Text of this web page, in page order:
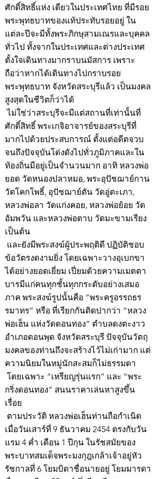
ศักดิ์สิทธิ์แห่ง เดียวในประเทศไทย ที่มีรอย
พระพุทธบาทของแท้ประทับรอยอยู่ ใน
แต่ละปีจะมีทั้งพระภิกษุสามเณรและบุคคล
ทั่วไป ทั้งจากในประเทศและต่างประเทศ
ตั้งใจเดินทางมากราบนมัสการ เพราะ
ถือว่าหากได้เดินทางไปกราบรอย
พระพุทธบาท จังหวัดสระบุรีแล้ว เป็นมงคล
สูงสุดในชีวิตก็ว่าได้
ไม่ใช่ว่าสระบุรีจะมีแต่สถานที่เท่านั้นที่
ศักดิ์สิทธิ์ พระเกจิอาจารย์ของสระบุรีที่
มากไปด้วยประสบการณ์ ตั้งแต่อดีตจวบ
จนถึงปัจจุบันโด่งดังไปทั่วภูมิภาคและใน
ท้องถิ่นมีอยู่เป็นจำนวนมาก อาทิ หลวงพ่อ
ยอด วัดหนองปลาหมอ, พระอุปัชฌาย์กาน
วัดโคกโพธิ์, อุปัชฌาย์ตัน วัดอู่ตะเภา,
หลวงพ่อลา วัดแก่งคอย, หลวงพ่อย้อย วัด
อัมพวัน และหลวงพ่อตาบ วัดมะขามเรียง
เป็นต้น
และยังมีพระสงฆ์ผู้ประพฤติดี ปฏิบัติชอบ
ข้อวัตรงดงามยิ่ง โดยเฉพาะวางอุเบกขา
ได้อย่างยอดเยี่ยม เปี่ยมด้วยความเมตตา
บารมีแก่คนทุกชั้นทุกกระดับอย่างเสมอ
ภาค พระสงฆ์รูปนั้นคือ “พระครูอรรถธร
รมาทร” หรือ ที่เรียกกันติดปากว่า “หลวง
พ่อเฮ็น แห่งวัดดอนทอง” ตำบลดงตะงาว
อำเภอดอนพุด จังหวัดสระบุรี ปัจจุบันวัตถุ
มงคลของท่านถึงจะสร้างไว้ไม่เก่ามาก แต่
ความนิยมในหมู่นักสะสมก็ไม่ธรรมดา
โดยเฉพาะ “เหรียญรุ่นแรก” และ “พระ
กริ่งดอนทอง” สนนราคาเล่นหาสูงขึ้น
เรื่อย
ตามประวัติ หลวงพ่อเฮ็นท่านถือกำเนิด
เมื่อวันเสาร์ที่ 9 ธันวาคม 2454 ตรงกับวัน
แรม 4 ค่ำ เดือน 1 ปีกุน ในรัชสมัยของ
พระบาทสมเด็จพระมงกุฎเกล้าเจ้าอยู่หัว
รัชกาลที่ 6 โยมบิดาชื่อนายอยู่ โยมมารดา